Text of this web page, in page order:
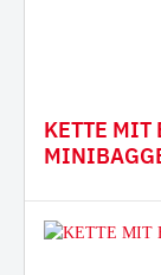
KETTE MIT